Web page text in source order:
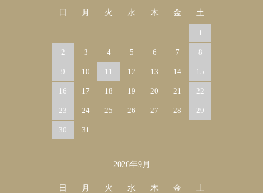
日 月 火 水 木 金 土
1
2 3 4 5 6 7 8
9 10 11 12 13 14 15
16 17 18 19 20 21 22
23 24 25 26 27 28 29
30 31
2026年9月
日 月 火 水 木 金 土